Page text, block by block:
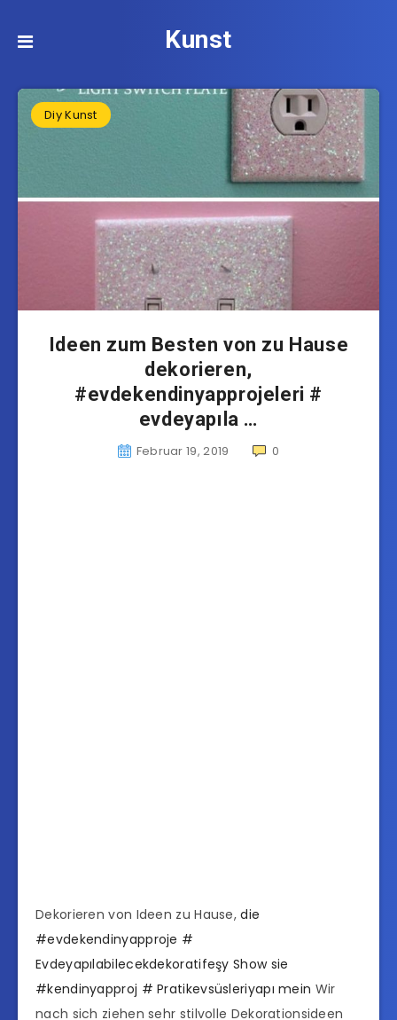
Kunst
Diy Kunst
Ideen zum Besten von zu Hause
dekorieren,
#evdekendinyapprojeleri #
evdeyapıla …
Februar 19, 2019 0
Dekorieren von Ideen zu Hause,die
#evdekendinyapproje #
Evdeyapılabilecekdekoratifeşy Show sie
#kendinyapproj # Pratikevsüsleriyapı mein Wir
nach sich ziehen sehr stilvolle Dekorationsideen